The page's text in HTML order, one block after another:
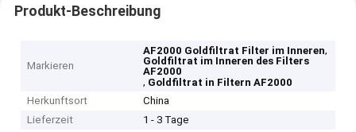
Produkt-Beschreibung
Markieren
AF2000 Goldfiltrat Filter im Inneren,
Goldfiltrat im Inneren des Filters
AF2000
, Goldfiltrat in Filtern AF2000
Herkunftsort
China
Lieferzeit
1 - 3 Tage